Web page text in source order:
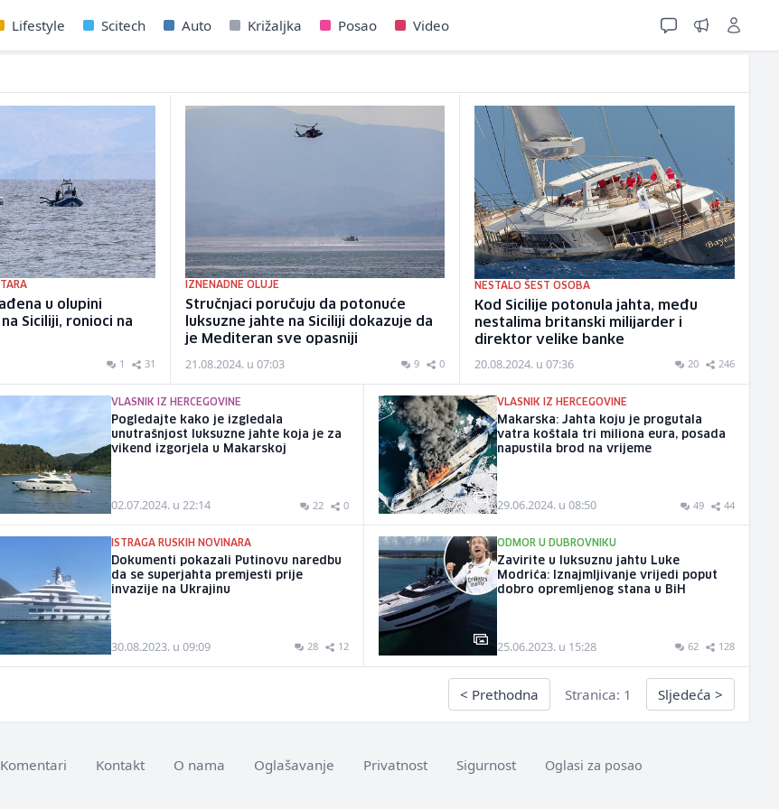
Lifestyle Scitech Auto Križaljka Posao Video
u olupini
Siciliji, ronioci na
1 31
IZNENADNE OLUJE
Stručnjaci poručuju da potonuće
luksuzne jahte na Siciliji dokazuje da
je Mediteran sve opasniji
21.08.2024. u 07:03 9 0
NESTALO ŠEST OSOBA
Kod Sicilije potonula jahta, među
nestalima britanski milijarder i
direktor velike banke
20.08.2024. u 07:36 20 246
VLASNIK IZ HERCEGOVINE
Pogledajte kako je izgledala
unutrašnjost luksuzne jahte koja je za
vikend izgorjela u Makarskoj
02.07.2024. u 22:14 22 0
VLASNIK IZ HERCEGOVINE
Makarska: Jahta koju je progutala
vatra koštala tri miliona eura, posada
napustila brod na vrijeme
29.06.2024. u 08:50 49 44
ISTRAGA RUSKIH NOVINARA
Dokumenti pokazali Putinovu naredbu
da se superjahta premjesti prije
invazije na Ukrajinu
30.08.2023. u 09:09 28 12
ODMOR U DUBROVNIKU
Zavirite u luksuznu jahtu Luke
Modrića: Iznajmljivanje vrijedi poput
dobro opremljenog stana u BiH
25.06.2023. u 15:28 62 128
< Prethodna Stranica: 1 Sljedeća >
Komentari Kontakt O nama Oglašavanje Privatnost Sigurnost Oglasi za posao